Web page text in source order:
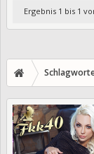
Ergebnis 1 bis 1